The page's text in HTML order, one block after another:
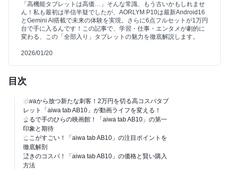
「高機能タブレットは高価…」そんな常識、もう古いかもしれませ
ん！私も最初は半信半疑でしたが、AORLYM P10は最新Android16
とGemini AI搭載で未来の体験を実現。さらに6点フルセットが1万円
台で手に入るんです！この記事で、学習・仕事・エンタメが劇的に
変わる、この「全部入り」タブレットの魅力を徹底解説します。
2026/01/20
目次
aiwaから放つ新たな刺客！2万円を切る高コスパタブ
レット「aiwa tab AB10」が動画ライフを変える！
まるで手のひらの映画館！「aiwa tab AB10」の第一
印象と期待
ここがすごい！「aiwa tab AB10」の注目ポイントを
徹底解剖
驚きのコスパ！「aiwa tab AB10」の価格と賢い購入
方法